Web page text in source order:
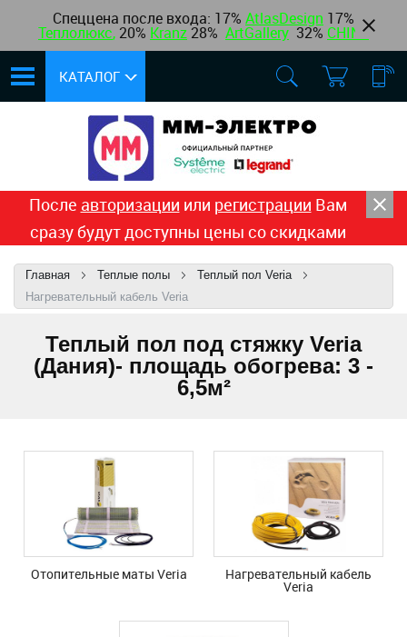
Спеццена после входа: 17% AtlasDesign 17%
Теплолюкс, 20% Kranz 28% ArtGallery 32% CHINT
КАТАЛОГ
После авторизации или регистрации Вам
сразу будут доступны цены со скидками
Главная Теплые полы
Теплый пол Veria
Нагревательный кабель Veria
Теплый пол под стяжку Veria
(Дания)- площадь обогрева: 3 -
6,5м²
Отопительные маты Veria Нагревательный кабель
Veria